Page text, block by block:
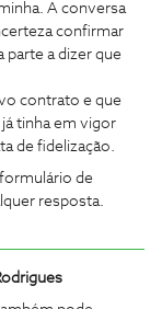
A conversa
confirmar
parte a dizer que
contrato e que
tinha em vigor
de fidelização.
de
resposta.